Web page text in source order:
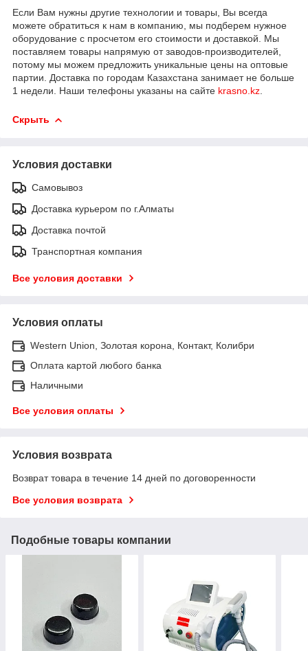
Если Вам нужны другие технологии и товары, Вы всегда
можете обратиться к нам в компанию, мы подберем нужное
оборудование с просчетом его стоимости и доставкой. Мы
поставляем товары напрямую от заводов-производителей,
потому мы можем предложить уникальные цены на оптовые
партии. Доставка по городам Казахстана занимает не больше
1 недели. Наши телефоны указаны на сайте krasno.kz
Скрыть
Условия доставки
Самовывоз
Доставка курьером по г.Алматы
Доставка почтой
Транспортная компания
Все условия доставки
Условия оплаты
Western Union, Золотая корона, Контакт, Колибри
Оплата картой любого банка
Наличными
Все условия оплаты
Условия возврата
Возврат товара в течение 14 дней по договоренности
Все условия возврата
Подобные товары компании